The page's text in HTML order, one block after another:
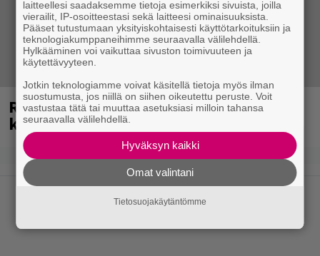
Rushin Neil Peartista ilmestyy ensi
kuussa dokumentti
laitteellesi saadaksemme tietoja esimerkiksi sivuista, joilla
vierailit, IP-osoitteestasi sekä laitteesi ominaisuuksista.
Pääset tutustumaan yksityiskohtaisesti käyttötarkoituksiin ja
teknologiakumppaneihimme seuraavalla välilehdellä.
Hylkääminen voi vaikuttaa sivuston toimivuuteen ja
käytettävyyteen.
Jotkin teknologiamme voivat käsitellä tietoja myös ilman
suostumusta, jos niillä on siihen oikeutettu peruste. Voit
vastustaa tätä tai muuttaa asetuksiasi milloin tahansa
seuraavalla välilehdellä.
Hyväksyn kaikki
Omat valintani
Tietosuojakäytäntömme